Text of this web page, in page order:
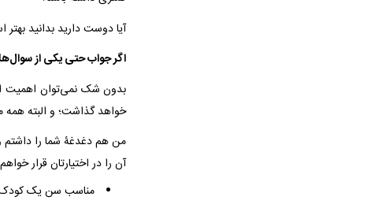
آیا دوست دارید بدانید بهتر است چه کتاب‌هایی برای
اگر جواب حتی یکی از
بدون شک نمی‌توان اهمیت
خواهد گذاشت؛ و البته
من هم دغدغۀ شما را داشتم
آن‌ را در اختیارتان قرار
مناسب سن یک کودک ۴ ساله